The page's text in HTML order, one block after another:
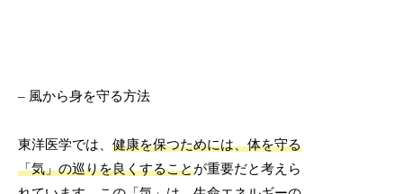
– 風から身を守る方法
東洋医学では、健康を保つためには、体を守る
「気」の巡りを良くすることが重要だと考えら